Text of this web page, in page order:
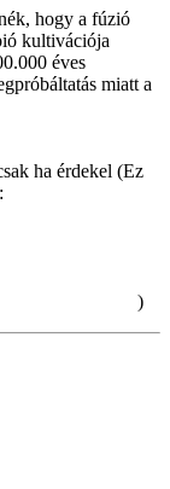
hogy a fúzió
kultivációja
éves
miatt a
ha érdekel (Ez
)